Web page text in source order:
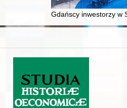
z rodu ŚlązakaGdańscy inwestorzy w